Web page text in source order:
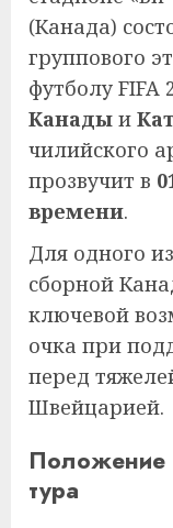
(Канада)
группового
футболу
Канады и
чилийского
прозвучит в
времени.
Для одного
сборной
ключевой
очка при
перед
Швейцарией.
Положение
тура